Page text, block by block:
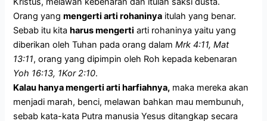
Orang yangmengerti arti rohaninya itulah yang benar.
Sebab itu kitaharus mengerti arti rohaninya yaitu yang
diberikan oleh Tuhan pada orang dalamMrk 4:11, Mat
13:11, orang yang dipimpin oleh Roh kepada kebenaran
Yoh 16:13, 1Kor 2:10.
Kalau hanya mengerti arti harfiahnya, maka mereka akan
menjadi marah, benci, melawan bahkan mau membunuh,
sebab kata-kata Putra manusia Yesus ditangkap secara